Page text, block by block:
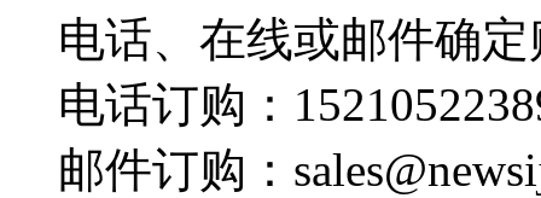
电话、在线或邮件确
电话订购：
邮件订购：